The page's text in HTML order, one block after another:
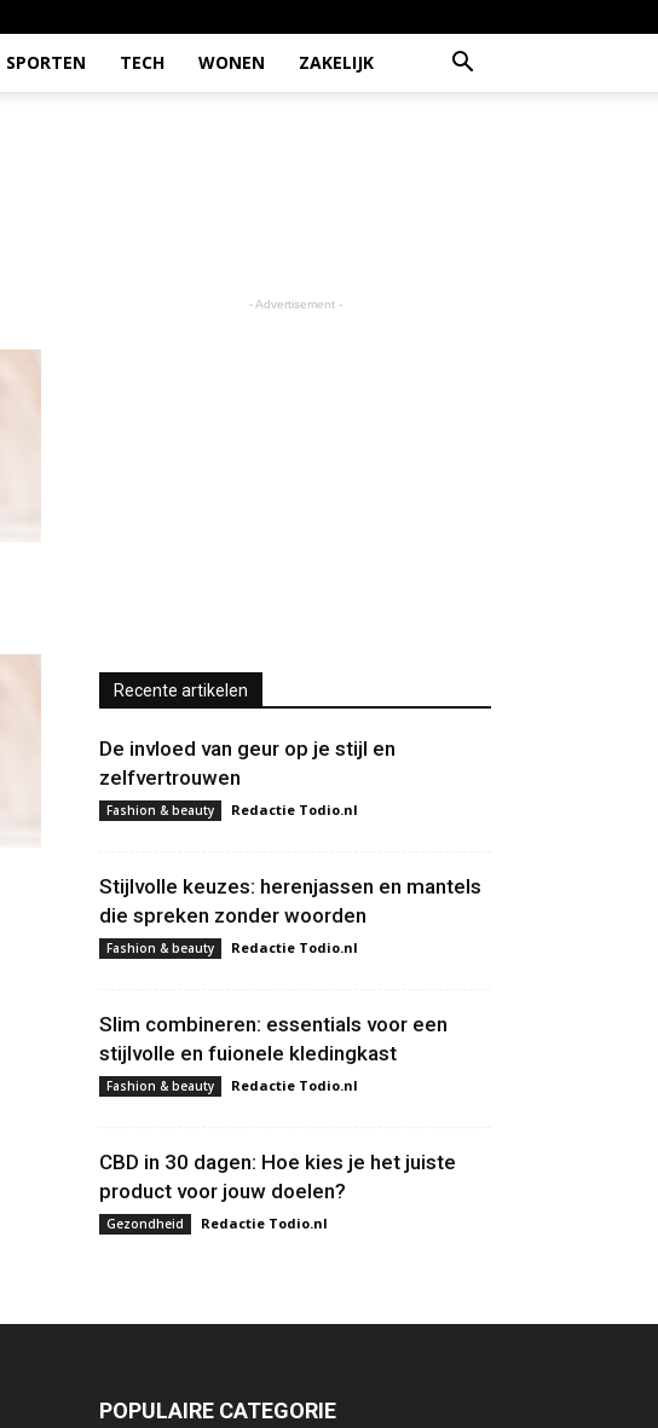
SPORTEN TECH WONEN ZAKELIJK
- Advertisement -
Recente artikelen
De invloed van geur op je stijl en
zelfvertrouwen
Fashion & beauty Redactie Todio.nl
Stijlvolle keuzes: herenjassen en mantels
die spreken zonder woorden
Fashion & beauty Redactie Todio.nl
Slim combineren: essentials voor een
stijlvolle en fuionele kledingkast
Fashion & beauty Redactie Todio.nl
CBD in 30 dagen: Hoe kies je het juiste
product voor jouw doelen?
Gezondheid Redactie Todio.nl
POPULAIRE CATEGORIE